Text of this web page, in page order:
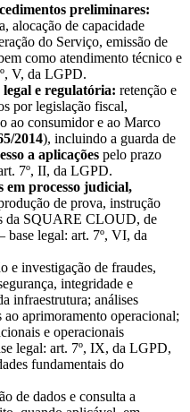
preliminares:
alocação de capacidade
do Serviço, emissão de
como atendimento técnico e
V, da LGPD.
e regulatória: retenção e
por legislação fiscal,
ao consumidor e ao Marco
2014), incluindo a guarda de
a aplicações pelo prazo
7º, II, da LGPD.
processo judicial,
de prova, instrução
da SQUARE CLOUD, de
legal: art. 7º, VI, da
e investigação de fraudes,
integridade e
infraestrutura; análises
ao aprimoramento operacional;
e operacionais
legal: art. 7º, IX, da LGPD,
fundamentais do
de dados e consulta a